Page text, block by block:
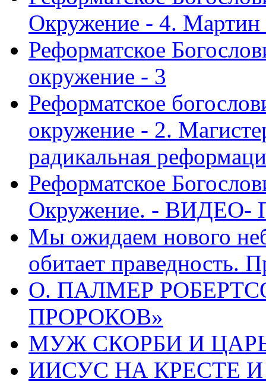
Окружение - 4.
Реформатское
окружение - 3
Реформатское
окружение - 2.
радикальная
Реформатское
Окружение. - ВИДЕО-
Мы ожидаем нового
обитает праведность.
О. ПАЛМЕР
ПРОРОКОВ»
МУЖ СКОРБИ И ЦАРЬ
ИИСУС НА КРЕСТЕ